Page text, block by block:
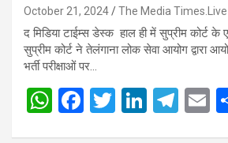
October 21, 2024 The Media Times.Live
द मिडिया टाईम्स डेस्क हाल ही में सुप्रीम कोर्ट के
सुप्रीम कोर्ट ने तेलंगाना लोक सेवा आयोग द्वारा
भर्ती परीक्षाओं पर…
W F
T
Li
T
E